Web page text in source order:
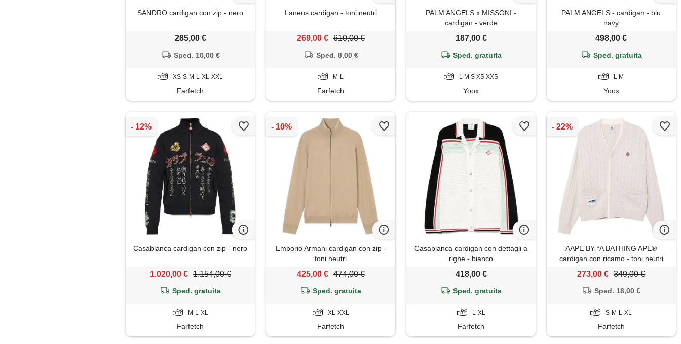
SANDRO cardigan con zip - nero
285,00 €
Sped. 10,00 €
XS-S-M-L-XL-XXL
Farfetch
Laneus cardigan - toni neutri
269,00 € 610,00 €
Sped. 8,00 €
M-L
Farfetch
PALM ANGELS x MISSONI -
cardigan - verde
187,00 €
Sped. gratuita
L M S XS XXS
Yoox
PALM ANGELS - cardigan - blu
navy
498,00 €
Sped. gratuita
L M
Yoox
Casablanca cardigan con zip - nero
1.020,00 € 1.154,00 €
Sped. gratuita
M-L-XL
Farfetch
Emporio Armani cardigan con zip -
toni neutri
425,00 € 474,00 €
Sped. gratuita
XL-XXL
Farfetch
Casablanca cardigan con dettagli a
righe - bianco
418,00 €
Sped. gratuita
L-XL
Farfetch
AAPE BY *A BATHING APE®
cardigan con ricamo - toni neutri
273,00 € 349,00 €
Sped. 18,00 €
S-M-L-XL
Farfetch